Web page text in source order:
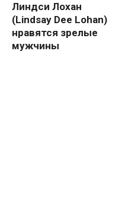
Линдси Лохан
(Lindsay Dee Lohan)
нравятся зрелые
мужчины